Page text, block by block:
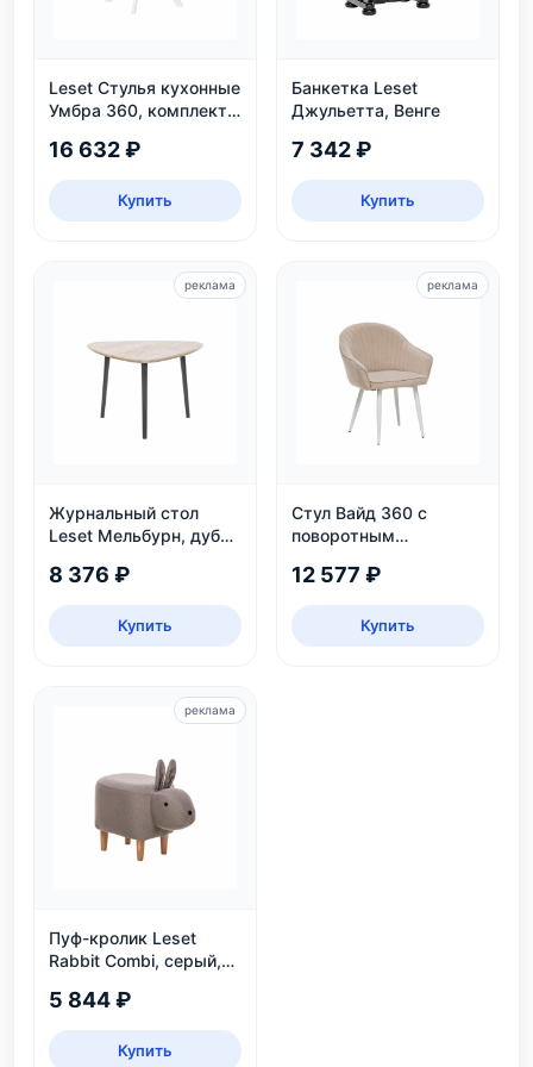
Leset Стулья кухонные
Умбра 360, комплект
16 632 ₽
Купить
Банкетка Leset
Джульетта, Венге
7 342 ₽
Купить
Журнальный стол
Leset Мельбурн, дуб
8 376 ₽
Купить
реклама
Стул Вайд 360 с
поворотным
каркас, велюр
12 577 ₽
Купить
реклама
Пуф-кролик Leset
Rabbit Combi, серый,
кг
5 844 ₽
Купить
реклама